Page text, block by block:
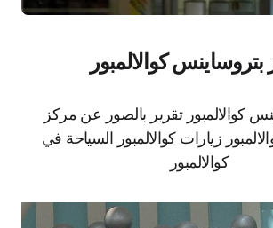
كوالالمبور
كوالالمبور تقرير بالصور عن مركز
زيارات كوالالمبور السياحة في
كوالالمبور